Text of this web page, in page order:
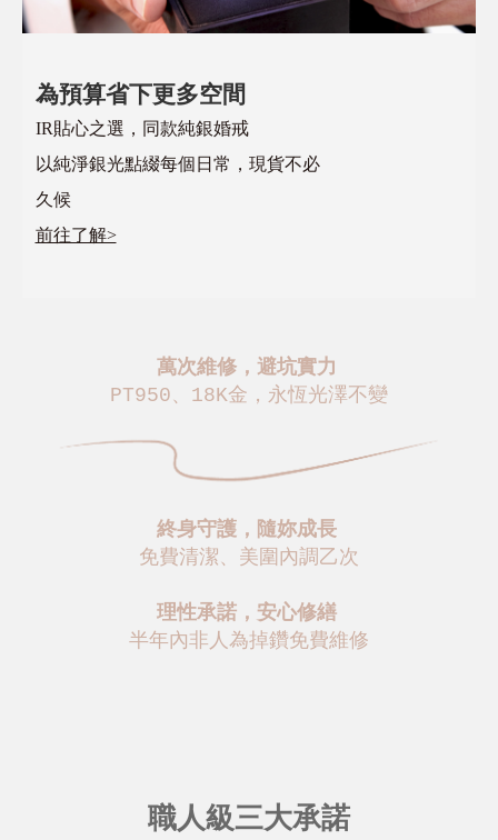
為預算省下更多空間
IR貼心之選，同款純銀婚戒
以純淨銀光點綴每個日常，現貨不必
久候
前往了解>
萬次維修，避坑實力
PT950、18K金，永恆光澤不變
終身守護，隨妳成長
免費清潔、美圍內調乙次
理性承諾，安心修繕
半年內非人為掉鑽免費維修
職人級三大承諾